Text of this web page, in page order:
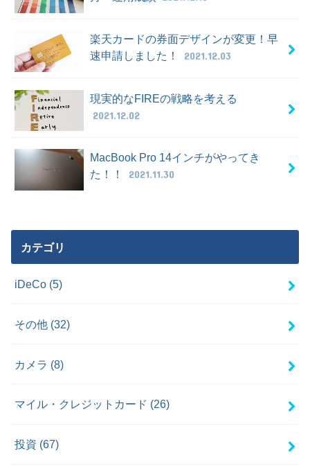
楽天カードの券面デザインが変更！早
速申請しました！
2021.12.03
現実的なFIREの戦略を考える
2021.12.02
MacBook Pro 14インチがやってき
た！！
2021.11.30
カテゴリ
iDeCo (5)
その他 (32)
カメラ (8)
マイル・クレジットカード (26)
投資 (67)